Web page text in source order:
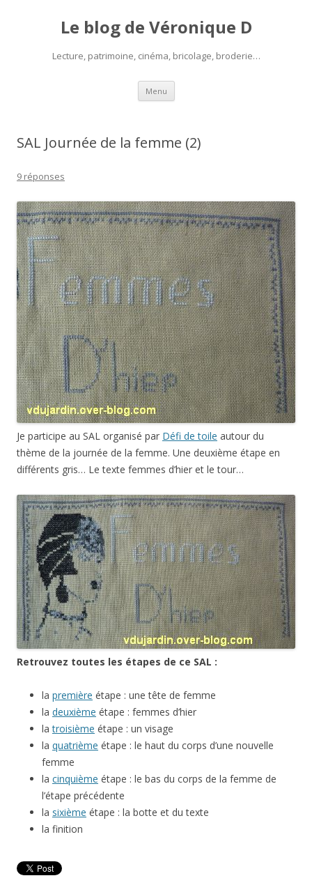
Le blog de Véronique D
Lecture, patrimoine, cinéma, bricolage, broderie…
Menu Aller
contenu
SAL Journée de la femme (2)
9 réponses
Je participe au SAL organisé par Défi de toile autour du
thème de la journée de la femme. Une deuxième étape en
différents gris… Le texte femmes d’hier et le tour…
Retrouvez toutes les étapes de ce SAL :
la première étape : une tête de femme
la deuxième étape : femmes d’hier
latroisième étape : un visage
la quatrième étape : le haut du corps d’une nouvelle
femme
la cinquième étape : le bas du corps de la femme de
l’étape précédente
la sixième étape : la botte et du texte
la finition